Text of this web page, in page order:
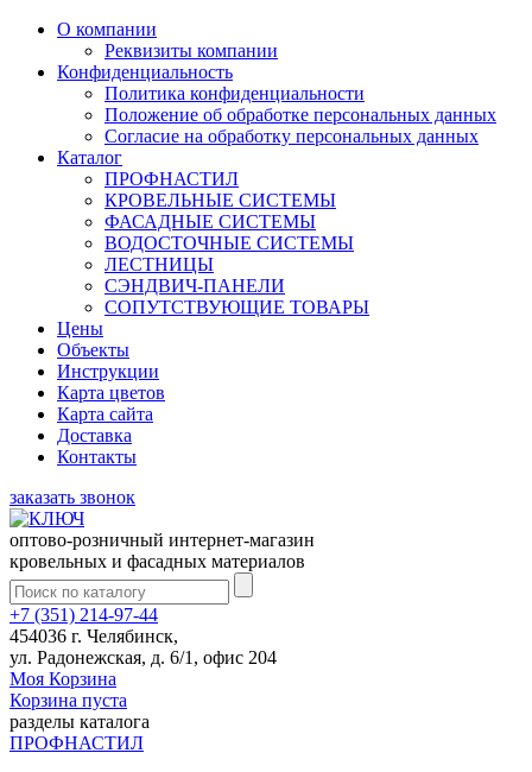
О компании
Реквизиты компании
Конфиденциальность
Политика конфиденциальности
Положение об обработке персональных данных
Согласие на обработку персональных данных
Каталог
ПРОФНАСТИЛ
КРОВЕЛЬНЫЕ СИСТЕМЫ
ФАСАДНЫЕ СИСТЕМЫ
ВОДОСТОЧНЫЕ СИСТЕМЫ
ЛЕСТНИЦЫ
СЭНДВИЧ-ПАНЕЛИ
СОПУТСТВУЮЩИЕ ТОВАРЫ
Цены
Объекты
Инструкции
Карта цветов
Карта сайта
Доставка
Контакты
заказать звонок
оптово-розничный интернет-магазин
кровельных и фасадных материалов
+7 (351) 214-97-44
454036 г. Челябинск,
ул. Радонежская, д. 6/1, офис 204
Моя Корзина
Корзина пуста
разделы каталога
ПРОФНАСТИЛ